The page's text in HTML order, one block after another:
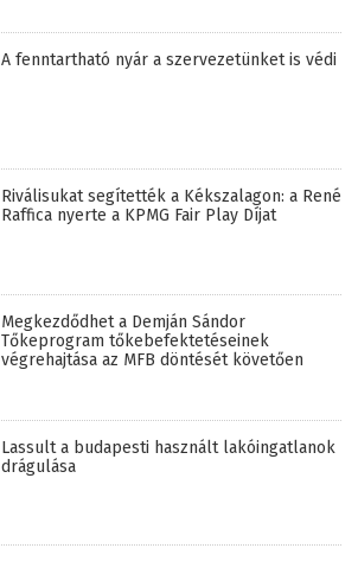
A fenntartható nyár a szervezetünket is védi
Riválisukat segítették a Kékszalagon: a René
Raffica nyerte a KPMG Fair Play Díjat
Megkezdődhet a Demján Sándor
Tőkeprogram tőkebefektetéseinek
végrehajtása az MFB döntését követően
Lassult a budapesti használt lakóingatlanok
drágulása